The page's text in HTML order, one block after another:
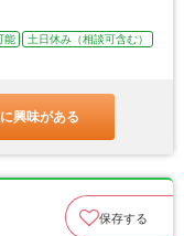
能
土日休み（相談可含む）
興味がある
保存する